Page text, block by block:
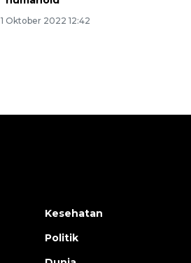
1 Oktober 2022 12:42
Kesehatan
Politik